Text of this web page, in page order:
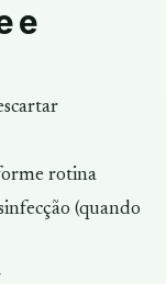
e
rotina
(quando